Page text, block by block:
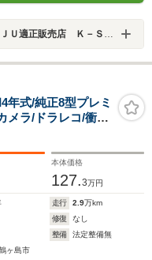
売店 Ｋ－ＳＴＡＧＥ２７２
式/純正8型プレミ
メラ/ドラレコ/衝突
ースライドドア/シ
ィブクルーズコン
本体価格
127.3万円
走行 2.9万km
修復
なし
整備
法定整備無
ヶ島市